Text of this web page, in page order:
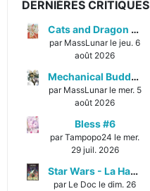
DERNIÈRES CRITIQUES
Cats and Dragon #3
par MassLunar le jeu. 6
août 2026
Mechanical Buddy Universe #1
par MassLunar le mer. 5
août 2026
Bless #6
par Tampopo24 le mer.
29 juil. 2026
Star Wars - La Haute République - Un équilibre fragile
par Le Doc le dim. 26